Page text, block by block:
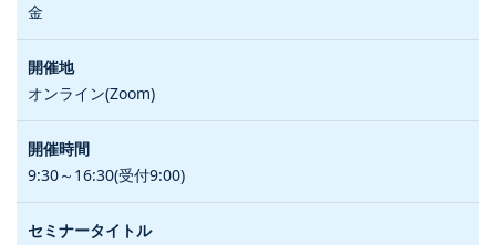
金
オンライン(Zoom)
9:30～16:30(受付9:00)